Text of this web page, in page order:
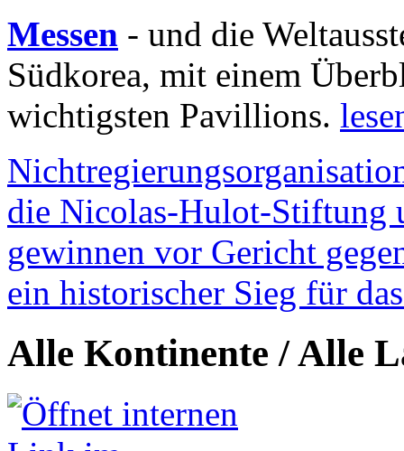
Messen - und die
Südkorea, mit einem
wichtigsten Pavillions.
die Nicolas-Hulot-Stiftung
gewinnen vor Gericht
ein historischer Sieg für
Alle Kontinente / Alle